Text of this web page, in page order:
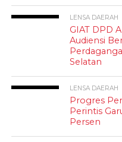
LENSA DAERAH
GIAT DPD
Audiensi
Selatan
LENSA DAERAH
Progres
Perintis
Persen